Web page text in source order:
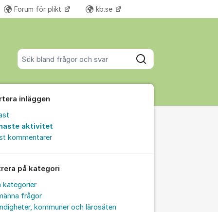
Sök bland alla inlägg
Sök
Forum för plikt kb.se Fler supportlänkar
inläggen
aktivitet
kommentarer
på kategori
kategorier
frågor
kommuner och lärosäten